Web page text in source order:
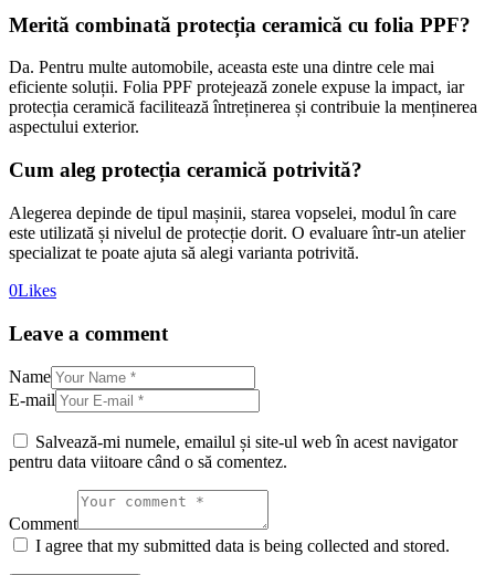
Merită combinată protecția ceramică cu folia PPF?
Da. Pentru multe automobile, aceasta este una dintre cele mai
eficiente soluții. Folia PPF protejează zonele expuse la impact, iar
protecția ceramică facilitează întreținerea și contribuie la menținerea
aspectului exterior.
Cum aleg protecția ceramică potrivită?
Alegerea depinde de tipul mașinii, starea vopselei, modul în care
este utilizată și nivelul de protecție dorit. O evaluare într-un atelier
specializat te poate ajuta să alegi varianta potrivită.
0Likes
Leave a comment
Name
E-mail
Salvează-mi numele, emailul și site-ul web în acest navigator
pentru data viitoare când o să comentez.
Comment
I agree that my submitted data is being collected and stored.